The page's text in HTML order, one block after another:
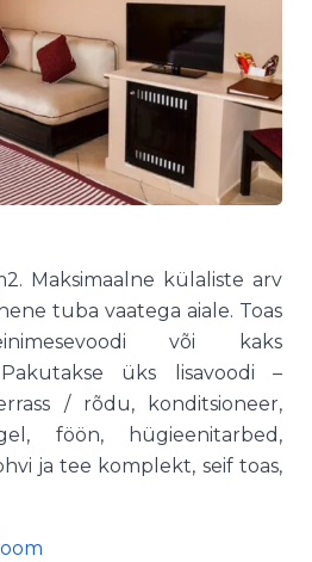
Maksimaalne külaliste arv
tuba vaatega aiale. Toas
või kaks
üks lisavoodi –
/ rõdu, konditsioneer,
föön, hügieenitarbed,
ja tee komplekt, seif toas,